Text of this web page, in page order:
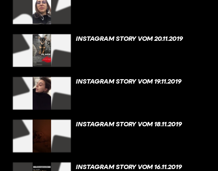
INSTAGRAM STORY VOM 20.11.2019
INSTAGRAM STORY VOM 19.11.2019
INSTAGRAM STORY VOM 18.11.2019
INSTAGRAM STORY VOM 16.11.2019